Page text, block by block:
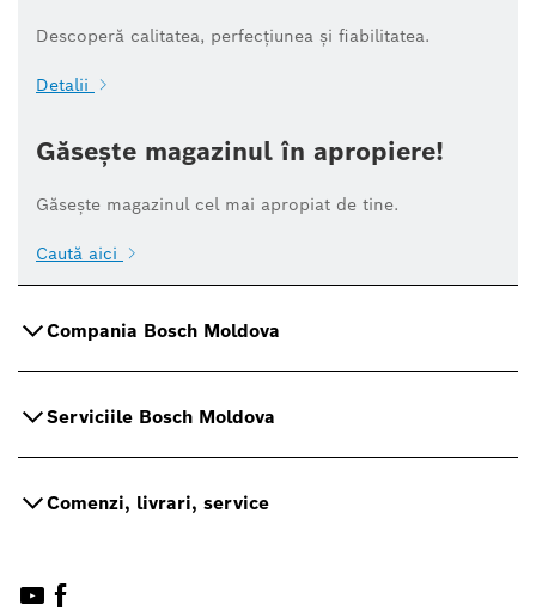
Descoperă calitatea, perfecțiunea și fiabilitatea.
Detalii
Găsește magazinul în apropiere!
Găsește magazinul cel mai apropiat de tine.
Caută aici
Compania Bosch Moldova
Serviciile Bosch Moldova
Comenzi, livrari, service